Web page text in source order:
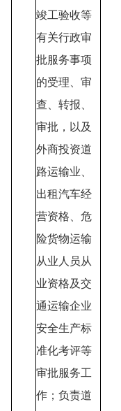
竣工验收等
有关行政审
批服务事项
的受理、审
查、转报、
审批，以及
外商投资道
路运输业、
出租汽车经
营资格、危
险货物运输
从业人员从
业资格及交
通运输企业
安全生产标
准化考评等
审批服务工
作；负责道